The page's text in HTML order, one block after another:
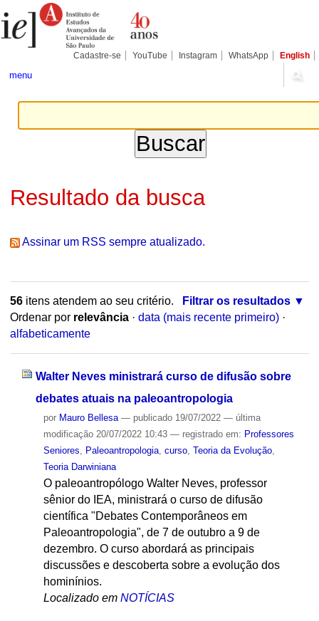
para
conteúdo.
Pessoais
Cadastre-se YouTube Instagram WhatsApp English
menu
Resultado da busca
Assinar um RSS sempre atualizado.
56itens atendem ao seu critério.
Filtrar os resultados
Ordenar por relevância · data (mais recente primeiro) ·
alfabeticamente
Walter Neves ministrará curso de difusão sobre
debates atuais na paleoantropologia
por Mauro Bellesa — publicado19/07/2022 — última
modificação20/07/2022 10:43 — registrado em: Professores
Seniores
Paleoantropologia, curso, Teoria da Evolução,
Teoria Darwiniana
O paleoantropólogo Walter Neves, professor
sênior do IEA, ministrará o curso de difusão
científica "Debates Contemporâneos em
Paleoantropologia", de 7 de outubro a 9 de
dezembro. O curso abordará as principais
discussões e descoberta sobre a evolução dos
hominínios.
Localizado em NOTÍCIAS